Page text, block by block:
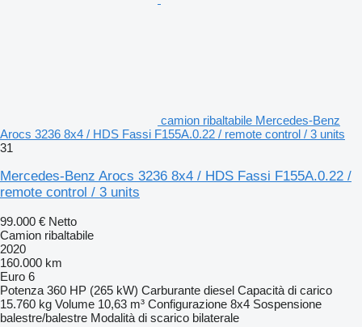
camion ribaltabile Mercedes-Benz
Arocs 3236 8x4 / HDS Fassi F155A.0.22 / remote control / 3 units
31
Mercedes-Benz Arocs 3236 8x4 / HDS Fassi F155A.0.22 /
remote control / 3 units
99.000 € Netto
Camion ribaltabile
2020
160.000 km
Euro 6
Potenza 360 HP (265 kW) Carburante diesel Capacità di carico
15.760 kg Volume 10,63 m³ Configurazione 8x4 Sospensione
balestre/balestre Modalità di scarico bilaterale